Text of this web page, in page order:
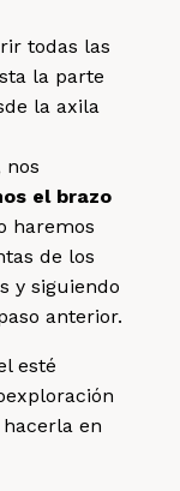
todas las
la parte
la axila
nos
el brazo
haremos
de los
y siguiendo
anterior.
esté
en